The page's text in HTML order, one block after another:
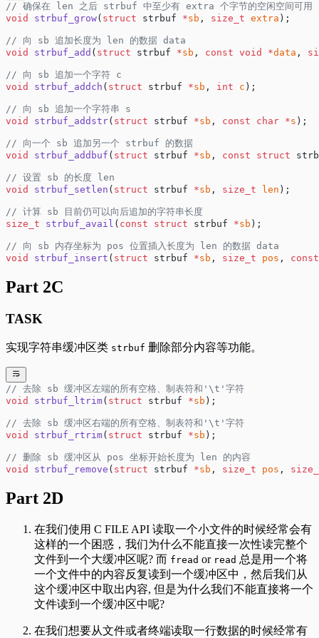
// 确保在 len 之后 strbuf 中至少有 extra 个字节的空闲空间可用
void
strbuf_grow( struct strbuf *sb , size_t extra );
// 向 sb 追加长度为 len 的数据 data
void
strbuf_add ( struct strbuf *sb , const void *data ,
// 向 sb 追加一个字符 c
void
strbuf_addch ( struct strbuf *sb , int c );
// 向 sb 追加一个字符串 s
void
strbuf_addstr( struct strbuf *sb , const char *s );
// 向一个 sb 追加另一个 strbuf 的数据
void
strbuf_addbuf ( struct strbuf *sb , const struct
// 设置 sb 的长度 len
void
strbuf_setlen ( struct strbuf *sb , size_t len );
// 计算 sb 目前仍可以向后追加的字符串长度
size_t strbuf_avail ( const struct strbuf *sb );
// 向 sb 内存坐标为 pos 位置插入长度为 len 的数据 data
void
strbuf_insert ( struct strbuf *sb , size_t pos , const
Part 2C
TASK
实现字符串缓冲区类 strbuf 删除部分内容等功能。
// 去除 sb 缓冲区左端的所有空格、制表符和'\t'字符
void
strbuf_ltrim( struct strbuf *sb );
// 去除 sb 缓冲区右端的所有空格、制表符和'\t'字符
void
strbuf_rtrim( struct strbuf *sb );
// 删除 sb 缓冲区从 pos 坐标开始长度为 len 的内容
void
strbuf_remove ( struct strbuf *sb , size_t pos ,
Part 2D
在我们使用 C FILE API 读取一个小文件的时候经常会有
这样的一个困惑，我们为什么不能直接一次性读完整个
文件到一个大缓冲区呢? 而 fread or read 总是用一个将
一个文件中的内容反复读到一个缓冲区中，然后我们从
这个缓冲区中取出内容, 但是为什么我们不能直接将一个
文件读到一个缓冲区中呢?
在我们想要从文件或者终端读取一行数据的时候经常有